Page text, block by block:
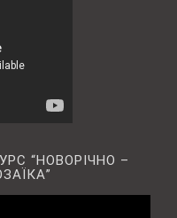
“НОВОРІЧНО –